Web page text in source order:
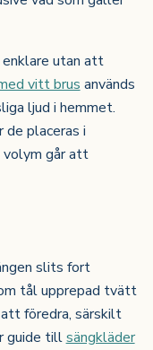
utan att
vitt brus används
ljud i hemmet.
de placeras i
volym går att
slits fort
tål upprepad tvätt
föredra, särskilt
guide tillsängkläder